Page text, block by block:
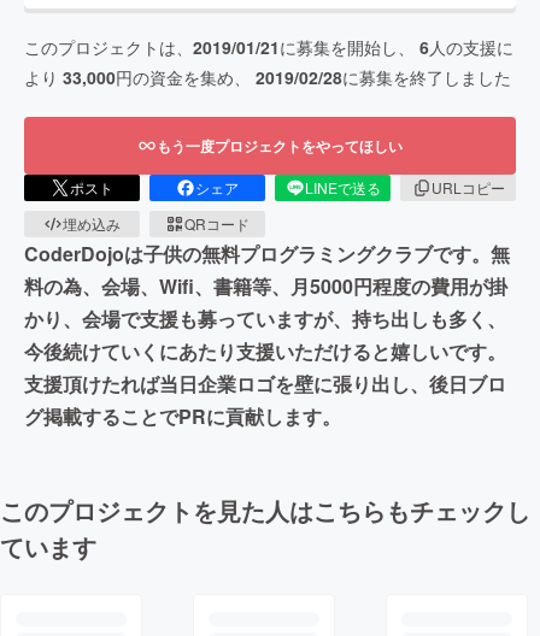
このプロジェクトは、 2019/01/21に募集を開始し、 6人の支援に
より 33,000円の資金を集め、 2019/02/28に募集を終了しました
もう一度プロジェクトをやってほしい
ポスト シェア LINEで送る
URLコピー
埋め込み
QRコード
CoderDojoは子供の無料プログラミングクラブです。無
料の為、会場、Wifi、書籍等、月5000円程度の費用が掛
かり、会場で支援も募っていますが、持ち出しも多く、
今後続けていくにあたり支援いただけると嬉しいです。
支援頂けたれば当日企業ロゴを壁に張り出し、後日ブロ
グ掲載することでPRに貢献します。
このプロジェクトを見た人はこちらもチェックし
ています